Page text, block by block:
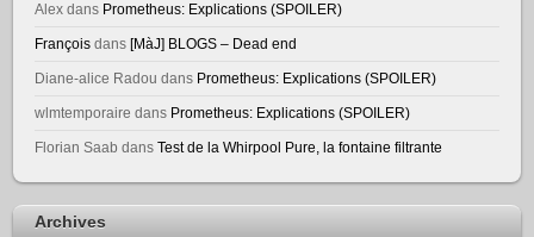
Alex dans Prometheus: Explications (SPOILER)
François dans [MàJ] BLOGS – Dead end
Diane-alice Radou dans Prometheus: Explications (SPOILER)
wlmtemporaire dans Prometheus: Explications (SPOILER)
Florian Saab dansTest de la Whirpool Pure, la fontaine filtrante
Archives